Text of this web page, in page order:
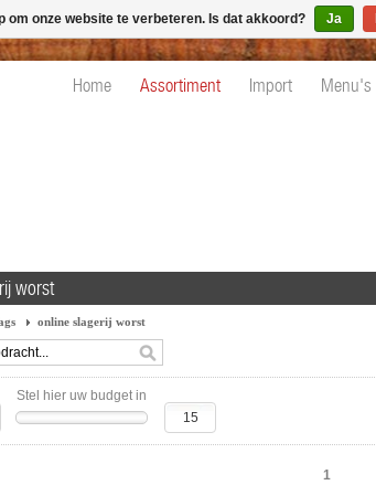
Home Assortiment Import Menu's
worst
online slagerij worst
Stel hier uw budget in
1
om onze website te verbeteren. Is dat akkoord? Ja